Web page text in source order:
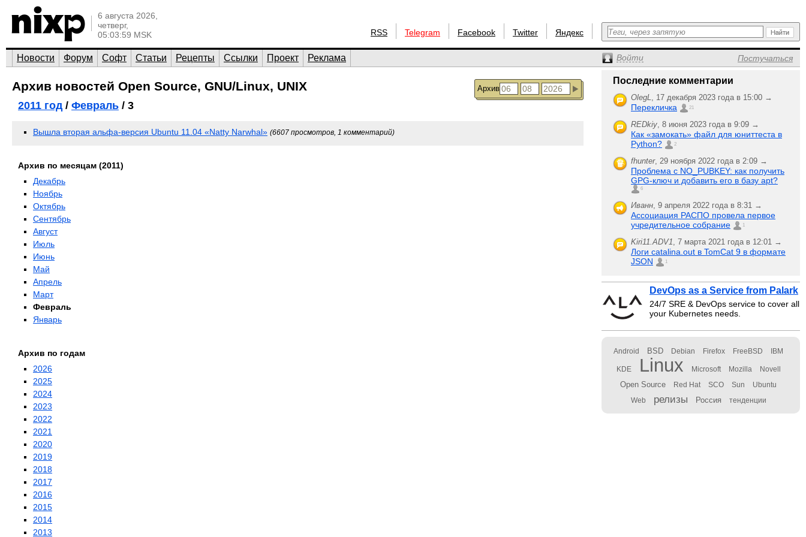
6 августа 2026,
четверг,
05:03:59 MSK
RSS Telegram Facebook Twitter Яндекс
Новости Форум Софт Статьи Рецепты Ссылки Проект Реклама Войти Постучаться
Архив
Архив новостей Open Source, GNU/Linux, UNIX
2011 год/ Февраль / 3
Вышла вторая альфа-версия Ubuntu 11.04 «Natty Narwhal» (6607 просмотров, 1 комментарий)
Архив по месяцам (2011)
Декабрь
Ноябрь
Октябрь
Сентябрь
Август
Июль
Июнь
Май
Апрель
Март
Февраль
Январь
Архив по годам
2026
2025
2024
2023
2022
2021
2020
2019
2018
2017
2016
2015
2014
2013
Последние комментарии
OlegL, 17 декабря 2023 года в 15:00 →
Перекличка 21
REDkiy, 8 июня 2023 года в 9:09 →
Как «замокать» файл для юниттеста в
Python?
2
fhunter, 29 ноября 2022 года в 2:09 →
Проблема с NO_PUBKEY: как получить
GPG-ключ и добавить его в базу apt?
6
Иванн, 9 апреля 2022 года в 8:31 →
Ассоциация РАСПО провела первое
учредительное собрание
1
Kiri11.ADV1, 7 марта 2021 года в 12:01 →
Логи catalina.out в TomCat 9 в формате
JSON
1
DevOps as a Service from Palark
24/7 SRE & DevOps service to cover all
your Kubernetes needs.
Android BSD Debian Firefox FreeBSD IBM
KDE Linux Microsoft Mozilla Novell
Open Source Red Hat SCO Sun Ubuntu
Web релизы Россия тенденции